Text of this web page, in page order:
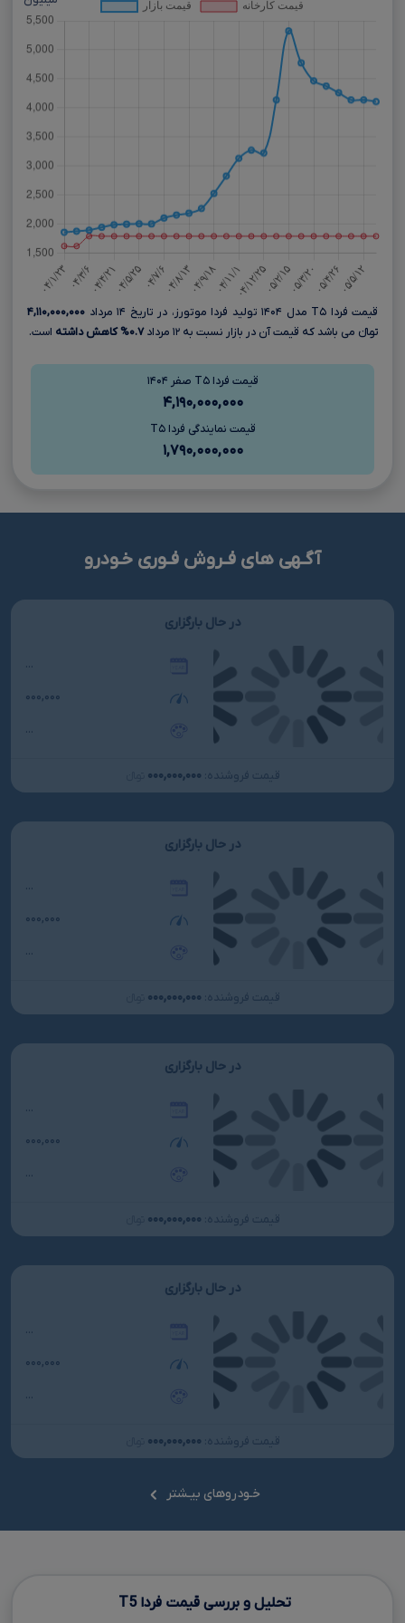
قیمت فردا T۵ مدل ۱۴۰۴ تولید فردا موتورز، در تاریخ ۱۴ مرداد
۴,۱۱۰,۰۰۰,۰۰۰
تومانءءء می باشد که قیمت آن در بازار نسبت به ۱۲ مرداد
۰.۷% کاهش داشته است.
قیمت فردا T۵ صفر ۱۴۰۴
۴,۱۹۰,۰۰۰,۰۰۰
قیمت نمایندگی فردا T۵
۱,۷۹۰,۰۰۰,۰۰۰
آگـهی های فـروش فـوری خـودرو
در حال بارگزاری
...
۰۰۰,۰۰۰
...
قیمت فروشنده: ۰۰۰,۰۰۰,۰۰۰
در حال بارگزاری
...
۰۰۰,۰۰۰
...
قیمت فروشنده: ۰۰۰,۰۰۰,۰۰۰
در حال بارگزاری
...
۰۰۰,۰۰۰
...
قیمت فروشنده: ۰۰۰,۰۰۰,۰۰۰
در حال بارگزاری
...
۰۰۰,۰۰۰
...
قیمت فروشنده: ۰۰۰,۰۰۰,۰۰۰
خـودروهای بیـشتر
تحلیل و بررسی قیمت فرداT5